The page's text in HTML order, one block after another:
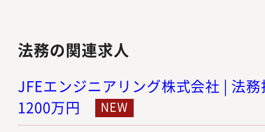
法務の関連求人
JFEエンジニアリング株式会社 | 法
1200万円